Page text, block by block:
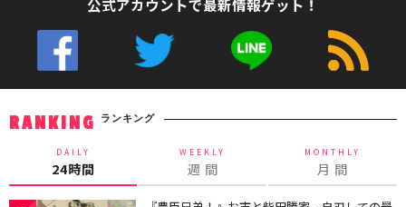
公式アカウントで最新情報ゲット！
RANKING ランキング
DAILY
24時間
WEEKLY
週 間
MONTHLY
月 間